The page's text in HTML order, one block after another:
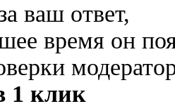
ваш ответ,
время он
1 клик